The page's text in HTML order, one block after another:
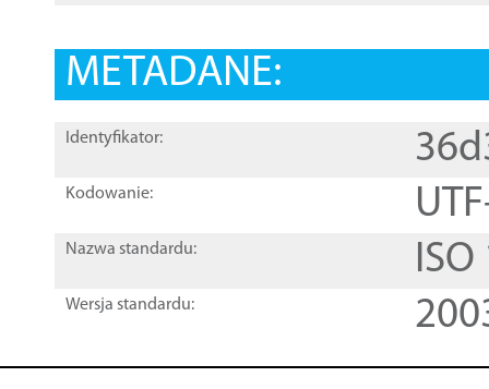
METADANE:
Identyfikator:
Kodowanie:
Nazwa standardu:
Wersja standardu: